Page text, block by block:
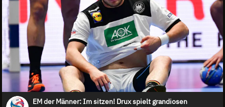
EM der Männer: Im sitzen! Drux spielt grandiosen